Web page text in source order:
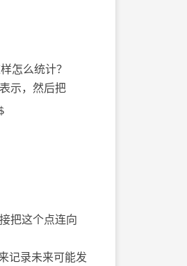
怎么统计？
示，然后把
把这个点连向
记录未来可能发